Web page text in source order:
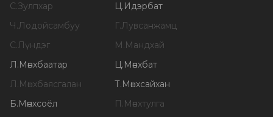
С.Зулпхар Ц.Идэрбат
Ч.Лодойсамбуу Г.Лувсанжамц
С.Лүндэг М.Мандхай
Л.Мөнхбаатар Ц.Мөнхбат
Л.Мөнхбаясгалан Т.Мөнхсайхан
Б.Мөнхсоёл П.Мөнхтулга